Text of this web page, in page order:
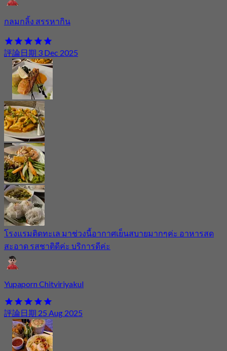
กลมกลิ้ง สรรหากิน
評論日期 3 Dec 2025
โรงแรมติดทะเล มาช่วงนี้อากาศเย็นสบายมากๆค่ะ อาหารสด
สะอาด รสชาติดีค่ะ บริการดีค่ะ
Yupaporn Chitviriyakul
評論日期 25 Aug 2025